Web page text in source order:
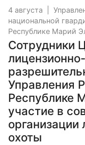
4 августа
национальной
Республике Марий
Сотрудники
лицензионно-
Управления
Республике
участие в
организации
охоты